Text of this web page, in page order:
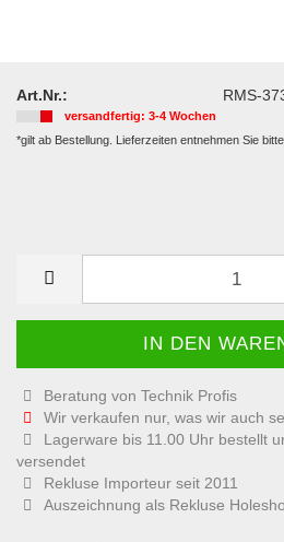
Art.Nr.: RMS-
versandfertig: 3-4 Wochen
*gilt ab Bestellung. Lieferzeiten entnehmen Sie
Beratung von Technik Profis
Wir verkaufen nur, was wir auch
Lagerware bis 11.00 Uhr bestellt
versendet
Rekluse Importeur seit 2011
Auszeichnung als Rekluse